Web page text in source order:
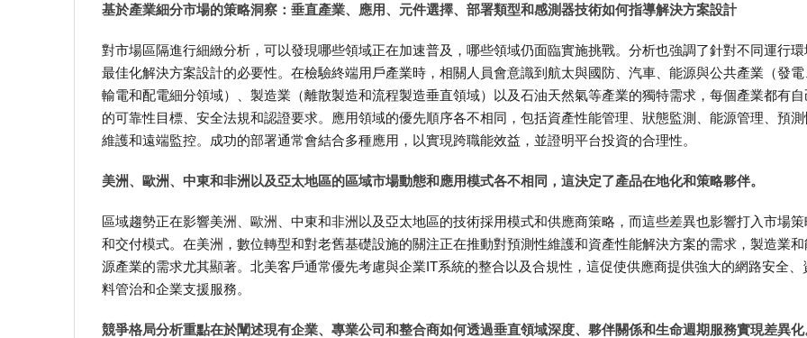
基於產業細分市場的策略洞察：垂直產業、應用、元件選擇、部署類型和感測器技術如何指導解決方案設計
對市場區隔進行細緻分析，可以發現哪些領域正在加速普及，哪些領域仍面臨實施挑戰。分析也強調了針對不同運行環
最佳化解決方案設計的必要性。在檢驗終端用戶產業時，相關人員會意識到航太與國防、汽車、能源與公共產業（發電
輸電和配電細分領域）、製造業（離散製造和流程製造垂直領域）以及石油天然氣等產業的獨特需求，每個產業都有自
的可靠性目標、安全法規和認證要求。應用領域的優先順序各不相同，包括資產性能管理、狀態監測、能源管理、預測
維護和遠端監控。成功的部署通常會結合多種應用，以實現跨職能效益，並證明平台投資的合理性。
美洲、歐洲、中東和非洲以及亞太地區的區域市場動態和應用模式各不相同，這決定了產品在地化和策略夥伴。
區域趨勢正在影響美洲、歐洲、中東和非洲以及亞太地區的技術採用模式和供應商策略，而這些差異也影響打入市場策
和交付模式。在美洲，數位轉型和對老舊基礎設施的關注正在推動對預測性維護和資產性能解決方案的需求，製造業和
源產業的需求尤其顯著。北美客戶通常優先考慮與企業IT系統的整合以及合規性，這促使供應商提供強大的網路安全、
料管治和企業支援服務。
競爭格局分析重點在於闡述現有企業、專業公司和整合商如何透過垂直領域深度、夥伴關係和生命週期服務實現差異化